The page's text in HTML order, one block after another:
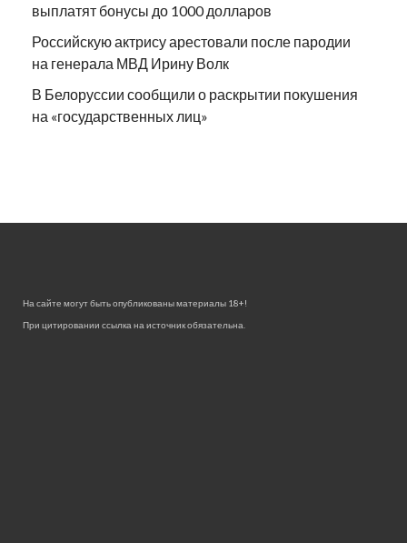
выплатят бонусы до 1000 долларов
Российскую актрису арестовали после пародии
на генерала МВД Ирину Волк
В Белоруссии сообщили о раскрытии покушения
на «государственных лиц»
На сайте могут быть опубликованы материалы 18+!
При цитировании ссылка на источник обязательна.